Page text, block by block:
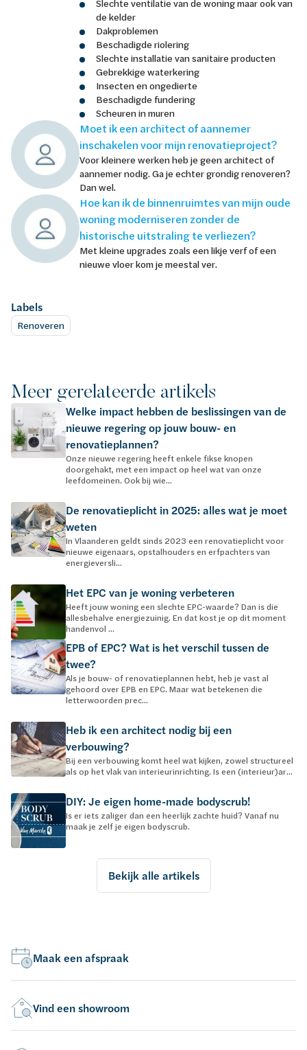
Slechte ventilatie van de woning maar ook van
de kelder
Dakproblemen
Beschadigde riolering
Slechte installatie van sanitaire producten
Gebrekkige waterkering
Insecten en ongedierte
Beschadigde fundering
Scheuren in muren
Moet ik een architect of aannemer
inschakelen voor mijn renovatieproject?
Voor kleinere werken heb je geen architect of
aannemer nodig. Ga je echter grondig renoveren?
Dan wel.
Hoe kan ik de binnenruimtes van mijn oude
woning moderniseren zonder de
historische uitstraling te verliezen?
Met kleine upgrades zoals een likje verf of een
nieuwe vloer kom je meestal ver.
Labels
Renoveren
Meer gerelateerde artikels
Welke impact hebben de beslissingen van de
nieuwe regering op jouw bouw- en
renovatieplannen?
Onze nieuwe regering heeft enkele fikse knopen
doorgehakt, met een impact op heel wat van onze
leefdomeinen. Ook bij wie...
De renovatieplicht in 2025: alles wat je moet
weten
In Vlaanderen geldt sinds 2023 een renovatieplicht voor
nieuwe eigenaars, opstalhouders en erfpachters van
energieversli...
Het EPC van je woning verbeteren
Heeft jouw woning een slechte EPC-waarde? Dan is die
allesbehalve energiezuinig. En dat kost je op dit moment
handenvol ...
EPB of EPC? Wat is het verschil tussen de
twee?
Als je bouw- of renovatieplannen hebt, heb je vast al
gehoord over EPB en EPC. Maar wat betekenen die
letterwoorden prec...
Heb ik een architect nodig bij een
verbouwing?
Bij een verbouwing komt heel wat kijken, zowel structureel
als op het vlak van interieurinrichting. Is een (interieur)ar...
DIY: Je eigen home-made bodyscrub!
Is er iets zaliger dan een heerlijk zachte huid? Vanaf nu
maak je zelf je eigen bodyscrub.
Bekijk alle artikels
Maak een afspraak
Vind een showroom